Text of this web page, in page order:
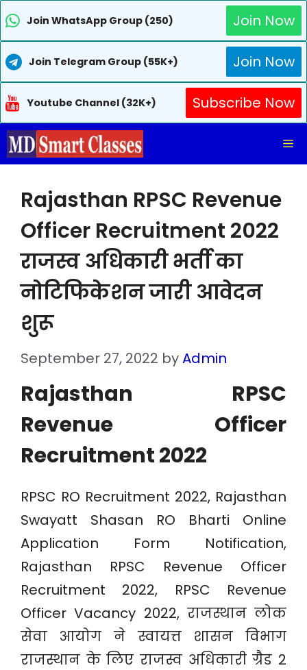
Join WhatsApp Group (250) Join Now
Join Telegram Group (55K+) Join Now
Youtube Channel (32K+)
Subscribe Now
Skip
to
Rajasthan RPSC Revenue
Officer Recruitment 2022
राजस्व अधिकारी भर्ती का
नोटिफिकेशन जारी आवेदन
शुरू
September 27, 2022 byAdmin
Rajasthan RPSC
Revenue Officer
Recruitment 2022
RPSC RO Recruitment 2022, Rajasthan
Swayatt Shasan RO Bharti Online
Application Form Notification,
Rajasthan RPSC Revenue Officer
Recruitment 2022, RPSC Revenue
Officer Vacancy 2022, राजस्थान लोक
सेवा आयोग ने स्वायत्त शासन विभाग
राजस्थान के लिए राजस्व अधिकारी ग्रैड 2